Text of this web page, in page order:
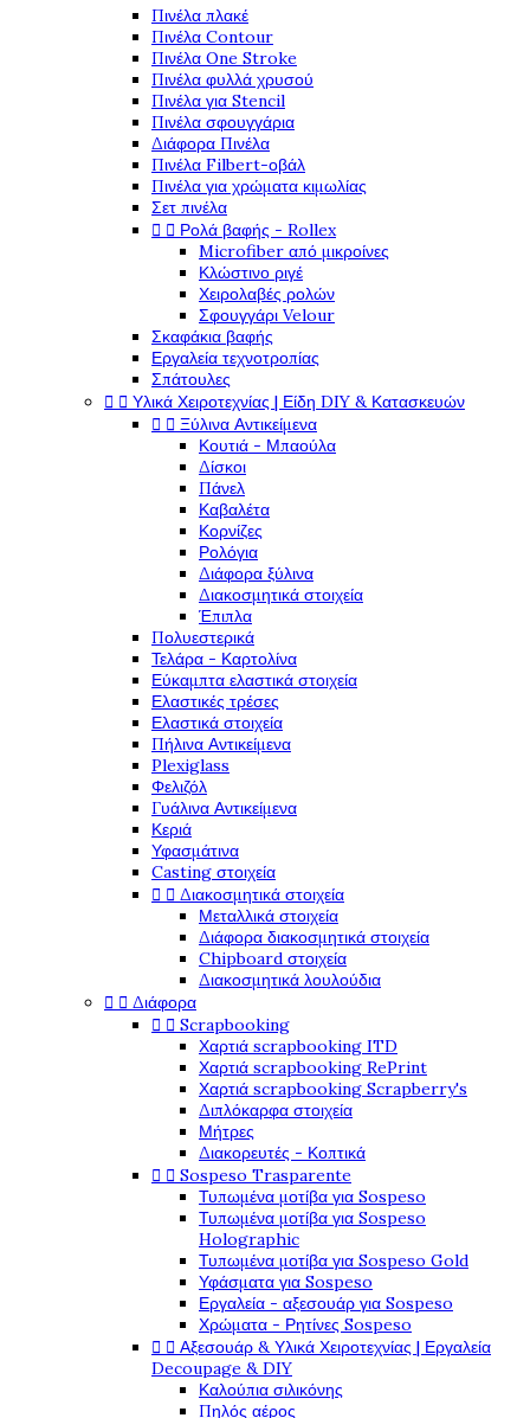
Πινέλα πλακέ
Πινέλα Contour
Πινέλα One Stroke
Πινέλα φυλλά χρυσού
Πινέλα για Stencil
Πινέλα σφουγγάρια
Διάφορα Πινέλα
Πινέλα Filbert-οβάλ
Πινέλα για χρώματα κιμωλίας
Σετ πινέλα
  Ρολά βαφής - Rollex
Microfiber από μικροίνες
Κλώστινο ριγέ
Χειρολαβές ρολών
Σφουγγάρι Velour
Σκαφάκια βαφής
Εργαλεία τεχνοτροπίας
Σπάτουλες
  Υλικά Χειροτεχνίας | Είδη DIY & Κατασκευών
  Ξύλινα Αντικείμενα
Κουτιά - Μπαούλα
Δίσκοι
Πάνελ
Καβαλέτα
Κορνίζες
Ρολόγια
Διάφορα ξύλινα
Διακοσμητικά στοιχεία
Έπιπλα
Πολυεστερικά
Τελάρα - Καρτολίνα
Εύκαμπτα ελαστικά στοιχεία
Ελαστικές τρέσες
Ελαστικά στοιχεία
Πήλινα Αντικείμενα
Plexiglass
Φελιζόλ
Γυάλινα Αντικείμενα
Κεριά
Υφασμάτινα
Casting στοιχεία
  Διακοσμητικά στοιχεία
Μεταλλικά στοιχεία
Διάφορα διακοσμητικά στοιχεία
Chipboard στοιχεία
Διακοσμητικά λουλούδια
  Διάφορα
  Scrapbooking
Χαρτιά scrapbooking ITD
Χαρτιά scrapbooking RePrint
Χαρτιά scrapbooking Scrapberry's
Διπλόκαρφα στοιχεία
Μήτρες
Διακορευτές - Κοπτικά
  Sospeso Trasparente
Τυπωμένα μοτίβα για Sospeso
Τυπωμένα μοτίβα για Sospeso
Holographic
Τυπωμένα μοτίβα για Sospeso Gold
Υφάσματα για Sospeso
Εργαλεία - αξεσουάρ για Sospeso
Χρώματα - Ρητίνες Sospeso
  Αξεσουάρ & Υλικά Χειροτεχνίας | Εργαλεία
Decoupage & DIY
Καλούπια σιλικόνης
Πηλός αέρος